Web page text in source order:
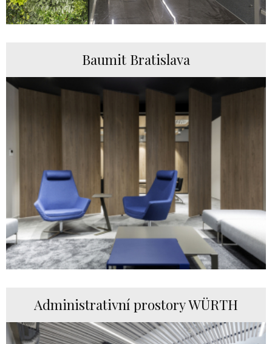
Baumit Bratislava
Administrativní prostory WÜRTH